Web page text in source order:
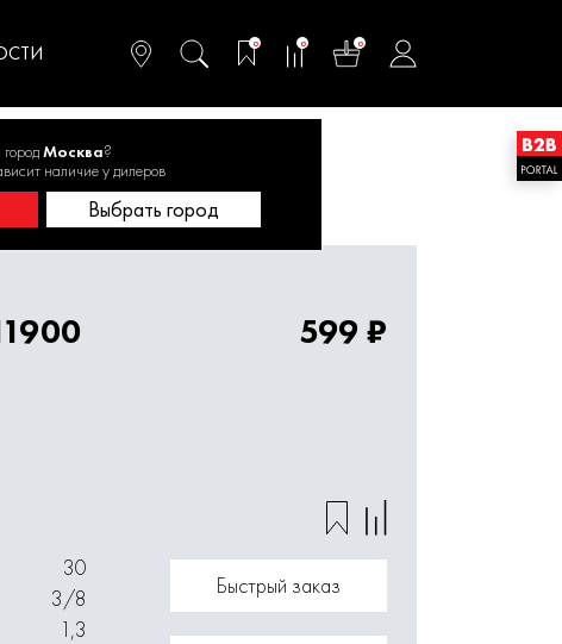
0 0 0
Москва?
наличие у дилеров
Выбрать город
цепи Пильная цепь 0809.011900
599 ₽
30
3/8
1,3
Быстрый заказ